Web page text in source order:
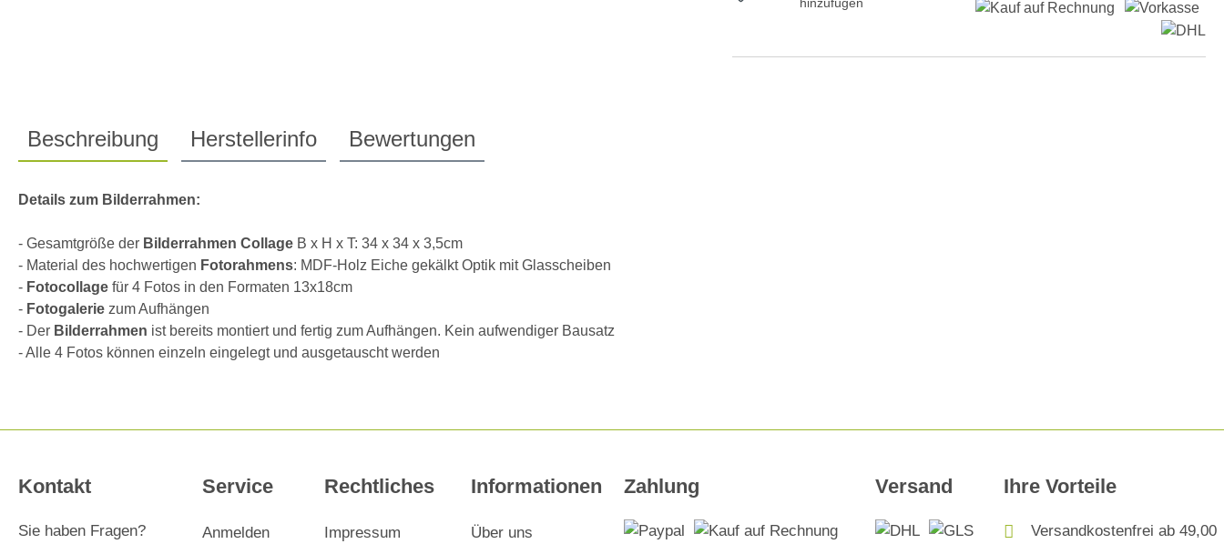
Beschreibung Herstellerinfo Bewertungen
Details zum Bilderrahmen:
- Gesamtgröße der Bilderrahmen Collage B x H x T: 34 x 34 x 3,5cm
- Material des hochwertigen Fotorahmens: MDF-Holz Eiche gekälkt Optik mit Glasscheiben
- Fotocollage für 4 Fotos in den Formaten 13x18cm
- Fotogalerie zum Aufhängen
- Der Bilderrahmen ist bereits montiert und fertig zum Aufhängen. Kein aufwendiger Bausatz
- Alle 4 Fotos können einzeln eingelegt und ausgetauscht werden
Kontakt
Sie haben Fragen?
Service
Anmelden
Rechtliches
Impressum
Informationen
Über uns
Zahlung Versand Ihre Vorteile
Versandkostenfrei ab 49,00